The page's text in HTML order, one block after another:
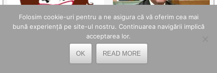
Folosim cookie-uri pentru a ne asigura că vă oferim cea mai
bună experiență pe site-ul nostru. Continuarea navigării implică
acceptarea lor.
OK READ MORE